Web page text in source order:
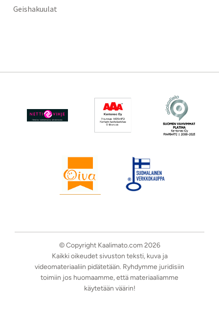
Geishakuulat
© Copyright Kaalimato.com 2026
Kaikki oikeudet sivuston teksti, kuva ja
videomateriaaliin pidätetään. Ryhdymme juridisiin
toimiin jos huomaamme, että materiaaliamme
käytetään väärin!